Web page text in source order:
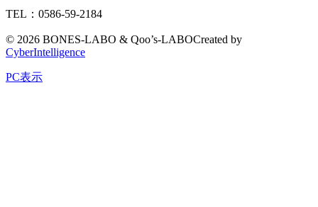
TEL：0586-59-2184
© 2026 BONES-LABO & Qoo’s-LABOCreated by
CyberIntelligence
PC表示